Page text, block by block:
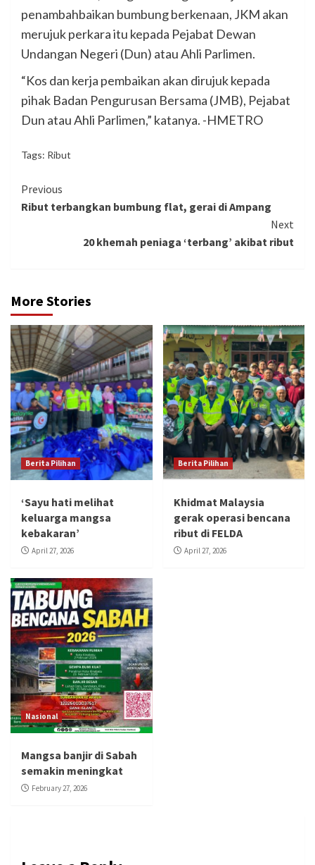
penambahbaikan bumbung berkenaan, JKM akan
merujuk perkara itu kepada Pejabat Dewan
Undangan Negeri (Dun) atau Ahli Parlimen.
“Kos dan kerja pembaikan akan dirujuk kepada
pihak Badan Pengurusan Bersama (JMB), Pejabat
Dun atau Ahli Parlimen,” katanya. -HMETRO
Tags: Ribut
Continue
Reading
Previous
Ribut terbangkan bumbung flat, gerai di Ampang
Next
20 khemah peniaga ‘terbang’ akibat ribut
More Stories
Berita Pilihan
‘Sayu hati melihat
keluarga mangsa
kebakaran’
April 27, 2026
Berita Pilihan
Khidmat Malaysia
gerak operasi bencana
ribut di FELDA
April 27, 2026
Nasional
Mangsa banjir di Sabah
semakin meningkat
February 27, 2026